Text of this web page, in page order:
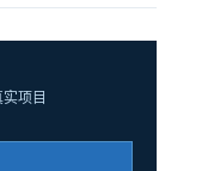
项目